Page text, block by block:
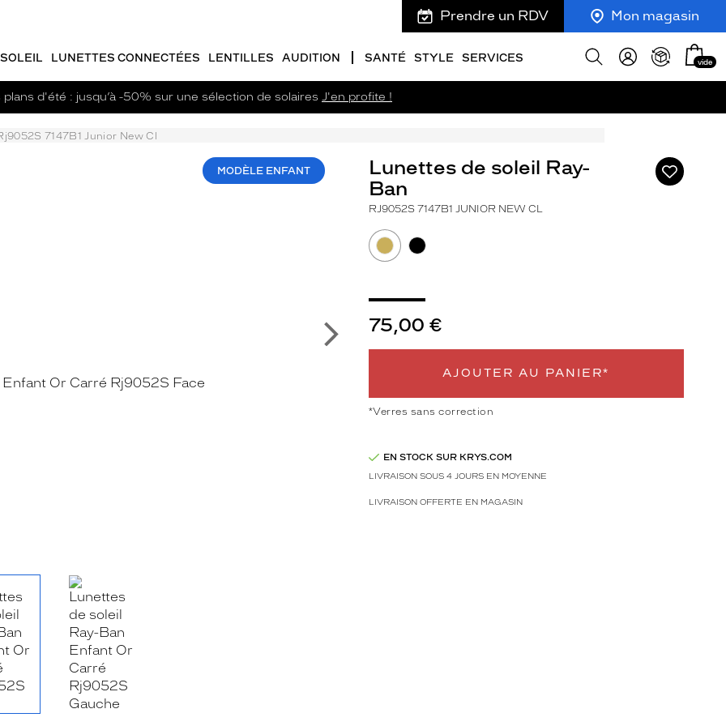
Prendre un RDV Mon magasin
LUNETTES CONNECTÉES LENTILLES AUDITION SANTÉ STYLE SERVICES
Afficher
Mon
panier
vide
plans d'été : jusqu’à -50% sur une sélection de solaires J'en profite !
7147B1 Junior New Cl
Ajouter
à
MODÈLE ENFANT
Suivant
Lunettes de soleil Ray-
Ban
RJ9052S 7147B1 JUNIOR NEW CL
75,00 €
AJOUTER AU PANIER*
*Verres sans correction
EN STOCK SUR KRYS.COM
LIVRAISON SOUS 4 JOURS EN MOYENNE
LIVRAISON OFFERTE EN MAGASIN